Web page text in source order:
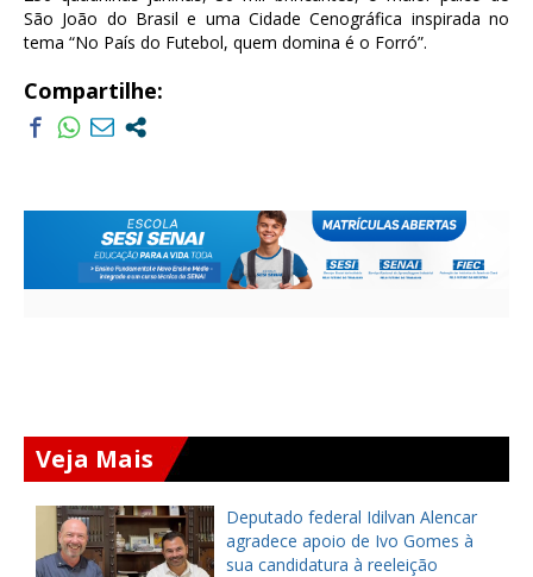
São João do Brasil e uma Cidade Cenográfica inspirada no
tema “No País do Futebol, quem domina é o Forró”.
Compartilhe:
Veja Mais
Deputado federal Idilvan Alencar
agradece apoio de Ivo Gomes à
sua candidatura à reeleição